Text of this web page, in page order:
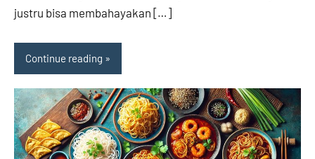
justru bisa membahayakan […]
Continue reading